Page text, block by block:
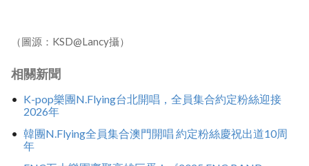
（圖源：KSD@Lancy攝）
相關新聞
K-pop樂團N.Flying台北開唱，全員集合約定粉絲迎接
2026年
韓團N.Flying全員集合澳門開唱 約定粉絲慶祝出道10周
年